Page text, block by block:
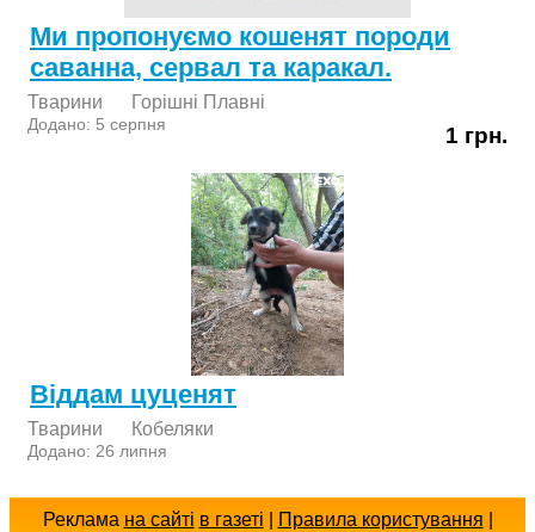
Ми пропонуємо кошенят породи
саванна, сервал та каракал.
Тварини Горішні Плавні
Додано: 5 серпня 1 грн.
Віддам цуценят
Тварини Кобеляки
Додано: 26 липня
Реклама на сайті в газеті Правила користування